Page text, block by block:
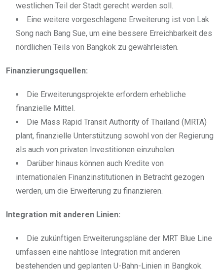
westlichen Teil der Stadt gerecht werden soll.
Eine weitere vorgeschlagene Erweiterung ist von Lak
Song nach Bang Sue, um eine bessere Erreichbarkeit des
nördlichen Teils von Bangkok zu gewährleisten.
Finanzierungsquellen:
Die Erweiterungsprojekte erfordern erhebliche
finanzielle Mittel.
Die Mass Rapid Transit Authority of Thailand (MRTA)
plant, finanzielle Unterstützung sowohl von der Regierung
als auch von privaten Investitionen einzuholen.
Darüber hinaus können auch Kredite von
internationalen Finanzinstitutionen in Betracht gezogen
werden, um die Erweiterung zu finanzieren.
Integration mit anderen Linien:
Die zukünftigen Erweiterungspläne der MRT Blue Line
umfassen eine nahtlose Integration mit anderen
bestehenden und geplanten U-Bahn-Linien in Bangkok.